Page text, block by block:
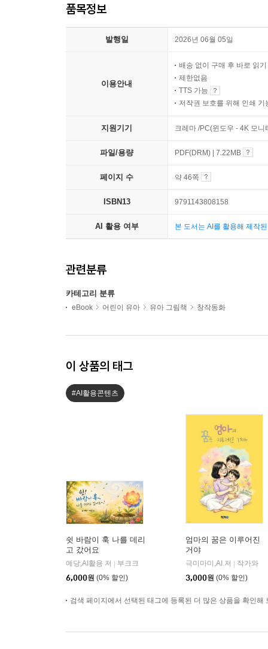
품목정보
발행일 2026년 06월 05일
이용안내
배송 없이 구매 후 바로 읽기
제한없음
TTS 가능
저작권 보호를 위해 인쇄 기
지원기기 크레마 /PC(윈도우 - 4K 모
파일/용량 PDF(DRM) | 7.22MB
페이지 수 약 46쪽
ISBN13 9791143808158
AI 활용 여부 본 도서는 AI를 활용해 제작
관련분류
카테고리 분류
eBook 어린이 유아 유아 그림책 창작동화
이 상품의 태그
#AI활용콘텐츠
쉿 바람이 훅 나를 데리
고 갔어요
예당,AI활용 저 | 부크크
6,000원 (0% 할인)
엄마의 꿈은 이루어진
거야
극미마미,AI 저 | 작가와
3,000원 (0% 할인)
검색 페이지에서 선택된 태그에 등록된 더 많은 상품을 확인해